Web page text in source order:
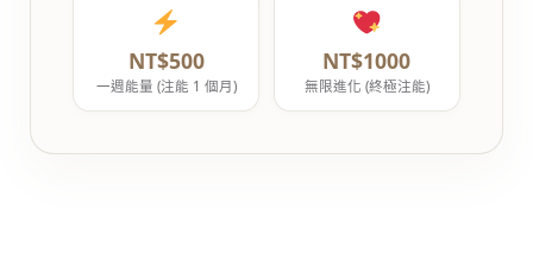
NT$500
一週能量 (注能 1 個月)
NT$1000
無限進化 (終極注能)